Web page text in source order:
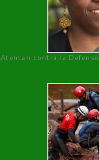
Atentan contra la